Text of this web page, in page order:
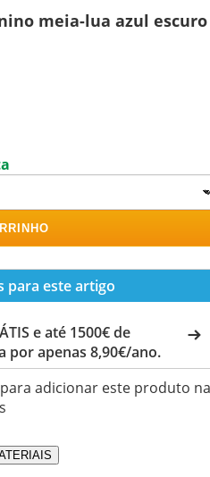
meia-lua azul escuro
para este artigo
e até 1500€ de
por apenas 8,90€/ano.
adicionar este produto na